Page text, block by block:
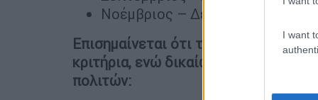
I want
Νοέμβριος – Δεκέμβριος
Επισημαίνεται ότι το «Thessaly
κριτήρια, ενώ δικαίωμα υποβολής
πολιτών: